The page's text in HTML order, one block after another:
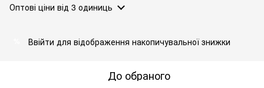
Оптові ціни від 3 одиниць
Ввійти для відображення накопичувальної знижки
До обраного